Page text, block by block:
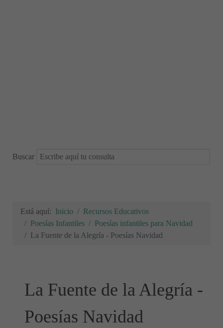
Buscar
Está aquí: Inicio
Recursos Educativos
Poesías Infantiles
Poesías infantiles para Navidad
La Fuente de la Alegría - Poesías Navidad
La Fuente de la Alegría -
Poesías Navidad